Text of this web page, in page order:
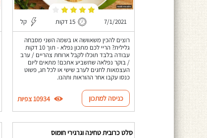
7/1/2021 15 דקות קל
רוצים להכין משאוושה או בשמה השני מסבחה
גלילית? הריי לכם מתכון נפלא - תוך 10 דקות
עבודה בלבד תוכלו לקבל ארוחת צהריים / ערב
/ בוקר נפלאה שתשביע אתכם! מתאים ליום
העצמאות לחגים לערב שישי או לכל חג, פשוט
כנסו עקבו אחר ההוראות ותהנו.
כניסה למתכון 10934 צפיות
סלט כרובית טחינה וגרגירי חומוס